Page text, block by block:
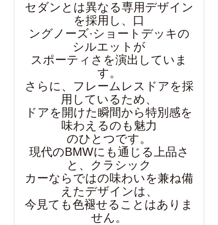
セダンとは異なる専用デザイン
を採用し、口
ングノーズ·ショートデッキの
シルエットが
スポーティさを演出していま
す。
さらに、フレームレスドアを採
用しているため、
ドアを開けた瞬間から特別感を
味わえるのも魅力
のひとつです。
現代のBMWにも通じる上品さ
と、クラシック
カーならではの味わいを兼ね備
えたデザインは、
今見ても色褪せることはありま
せん。